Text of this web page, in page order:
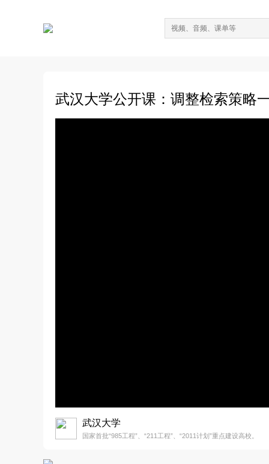
武汉大学公开课：调整检索策略
武汉大学
国家首批“985工程”、“211工程”、“2011计划”重点建设高校。